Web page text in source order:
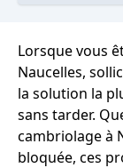
Lorsque vous
Naucelles,
la solution la
sans tarder.
cambriolage à
bloquée, ces